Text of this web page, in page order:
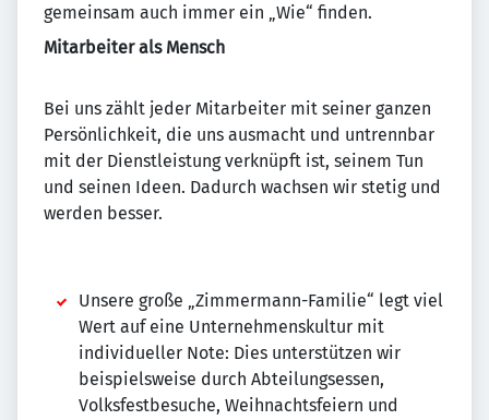
gemeinsam auch immer ein „Wie“ finden.
Mitarbeiter als Mensch
Bei uns zählt jeder Mitarbeiter mit seiner ganzen
Persönlichkeit, die uns ausmacht und untrennbar
mit der Dienstleistung verknüpft ist, seinem Tun
und seinen Ideen. Dadurch wachsen wir stetig und
werden besser.
Unsere große „Zimmermann-Familie“ legt viel
Wert auf eine Unternehmenskultur mit
individueller Note: Dies unterstützen wir
beispielsweise durch Abteilungsessen,
Volksfestbesuche, Weihnachtsfeiern und